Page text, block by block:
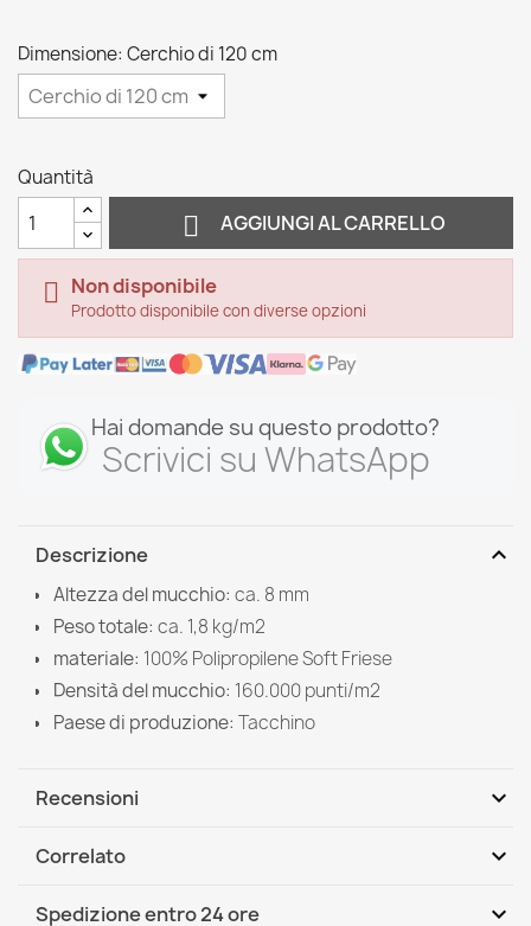
Dimensione: Cerchio di 120 cm
Quantità
 AGGIUNGI AL CARRELLO
 Non disponibile
Prodotto disponibile con diverse opzioni
Hai domande su questo prodotto?
Scrivici su WhatsApp
Descrizione expand_more
Altezza del mucchio: ca. 8 mm
Peso totale: ca. 1,8 kg/m2
materiale: 100% Polipropilene Soft Friese
Densità del mucchio: 160.000 punti/m2
Paese di produzione: Tacchino
Recensioni expand_more
Correlato expand_more
Spedizione entro 24 ore expand_more